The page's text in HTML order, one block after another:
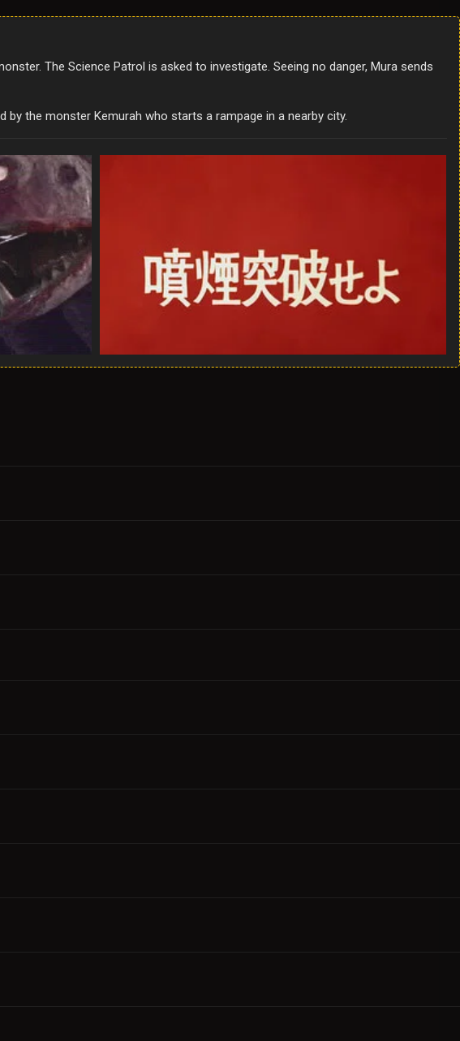
The Science Patrol is asked to investigate. Seeing no danger, Mura sends
the monster Kemurah who starts a rampage in a nearby city.